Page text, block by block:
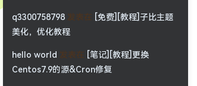
q3300758798 发表在 [免费][教程]子比主题
美化，优化教程
hello world 发表在 [笔记][教程]更换
Centos7.9的源&Cron修复